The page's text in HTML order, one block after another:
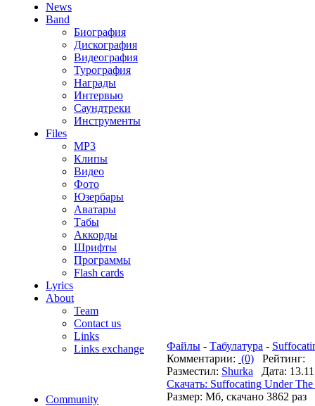
News
Band
Биография
Дискография
Видеография
Турография
Награды
Интервью
Саундтреки
Инструменты
Files
MP3
Клипы
Видео
Фото
Юзербары
Аватары
Табы
Аккорды
Шрифты
Программы
Flash cards
Lyrics
About
Team
Contact us
Links
Links exchange
Community
Файлы - Табулатура -
Комментарии: (0) Рейтинг:
Разместил: Shurka Дата:
Cкачать: Suffocating Under
Размер: Мб, скачано 3862 раз